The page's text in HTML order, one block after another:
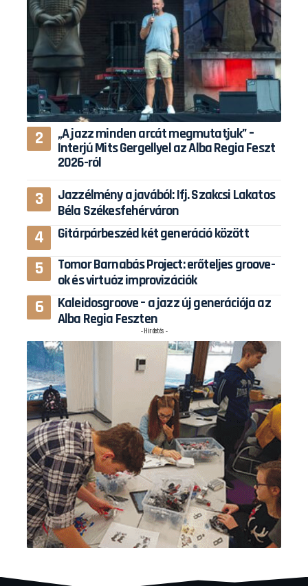
„A jazz minden arcát megmutatjuk” –
Interjú Mits Gergellyel az Alba Regia Feszt
2026-ról
Jazzélmény a javából: Ifj. Szakcsi Lakatos
Béla Székesfehérváron
Gitárpárbeszéd két generáció között
Tomor Barnabás Project: erőteljes groove-
ok és virtuóz improvizációk
Kaleidosgroove – a jazz új generációja az
Alba Regia Feszten
- Hirdetés -